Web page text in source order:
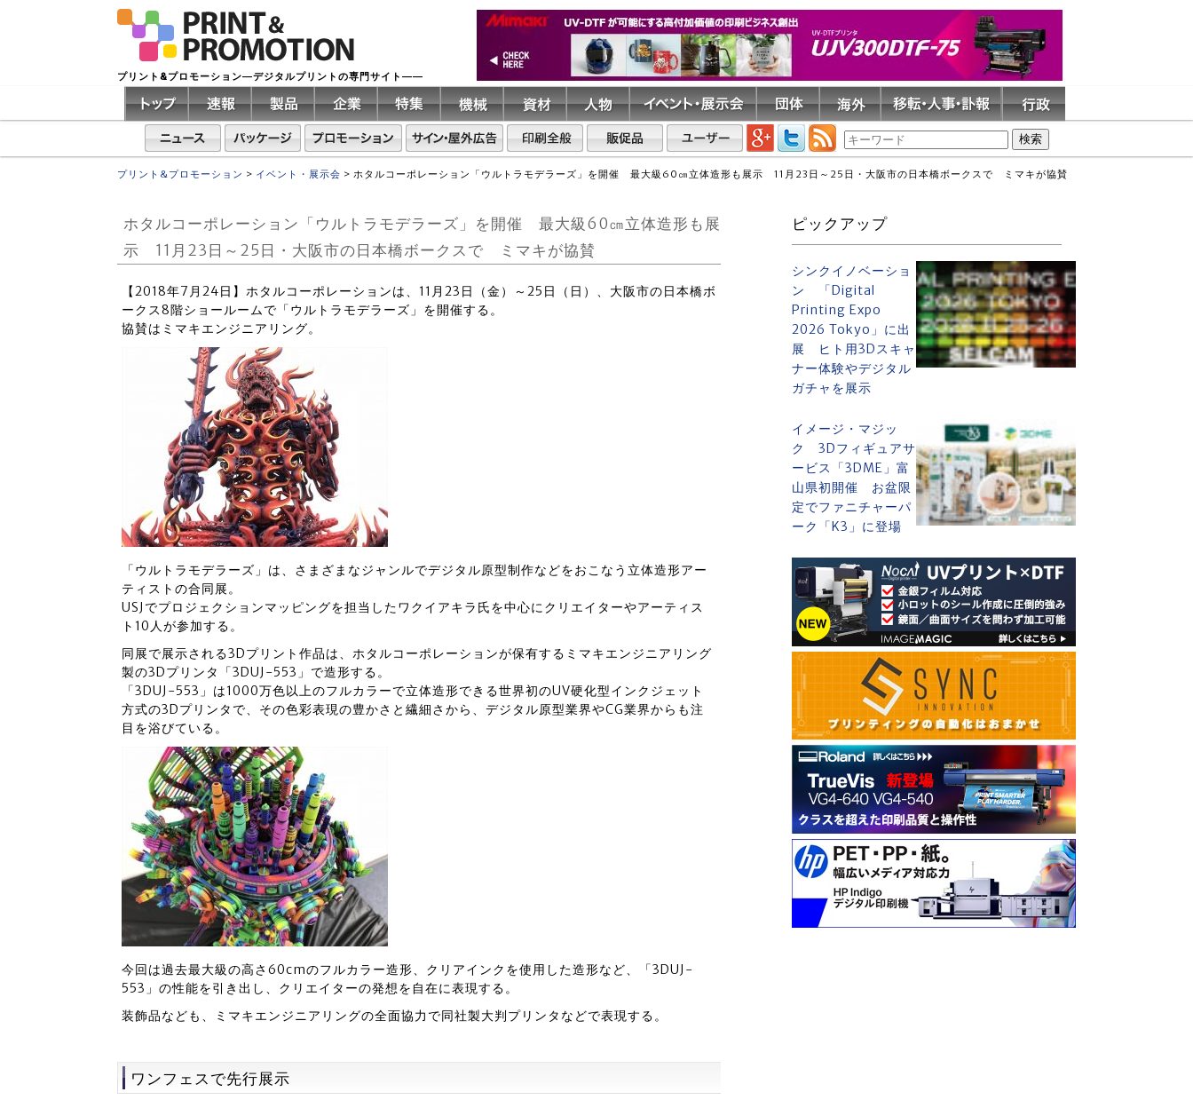
プリント&プロモーション―デジタルプリントの専門サイト――
プリント&プロモーション > イベント・展示会 > ホタルコーポレーション「ウルトラモデラーズ」を開催 最大級60㎝立体造形も展示 11月23日～25日・大阪市の日本橋ボークスで ミマキが協賛
ホタルコーポレーション「ウルトラモデラーズ」を開催 最大級60㎝立体造形も展
示 11月23日～25日・大阪市の日本橋ボークスで ミマキが協賛
【2018年7月24日】ホタルコーポレーションは、11月23日（金）～25日（日）、大阪市の日本橋ボ
ークス8階ショールームで「ウルトラモデラーズ」を開催する。
協賛はミマキエンジニアリング。
「ウルトラモデラーズ」は、さまざまなジャンルでデジタル原型制作などをおこなう立体造形アー
ティストの合同展。
USJでプロジェクションマッピングを担当したワクイアキラ氏を中心にクリエイターやアーティス
ト10人が参加する。
同展で展示される3Dプリント作品は、ホタルコーポレーションが保有するミマキエンジニアリング
製の3Dプリンタ「3DUJ-553」で造形する。
「3DUJ-553」は1000万色以上のフルカラーで立体造形できる世界初のUV硬化型インクジェット
方式の3Dプリンタで、その色彩表現の豊かさと繊細さから、デジタル原型業界やCG業界からも注
目を浴びている。
今回は過去最大級の高さ60cmのフルカラー造形、クリアインクを使用した造形など、「3DUJ-
553」の性能を引き出し、クリエイターの発想を自在に表現する。
装飾品なども、ミマキエンジニアリングの全面協力で同社製大判プリンタなどで表現する。
ワンフェスで先行展示
ピックアップ
シンクイノベーショ
ン 「Digital
Printing Expo
2026 Tokyo」に出
展 ヒト用3Dスキャ
ナー体験やデジタル
ガチャを展示
イメージ・マジッ
ク 3Dフィギュアサ
ービス「3DME」富
山県初開催 お盆限
定でファニチャーパ
ーク「K3」に登場